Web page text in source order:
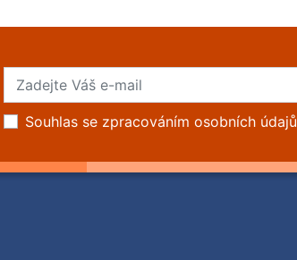
Souhlas se zpracováním osobních údajů